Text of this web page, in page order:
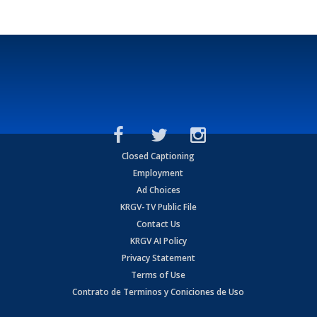
Closed Captioning
Employment
Ad Choices
KRGV-TV Public File
Contact Us
KRGV AI Policy
Privacy Statement
Terms of Use
Contrato de Terminos y Coniciones de Uso